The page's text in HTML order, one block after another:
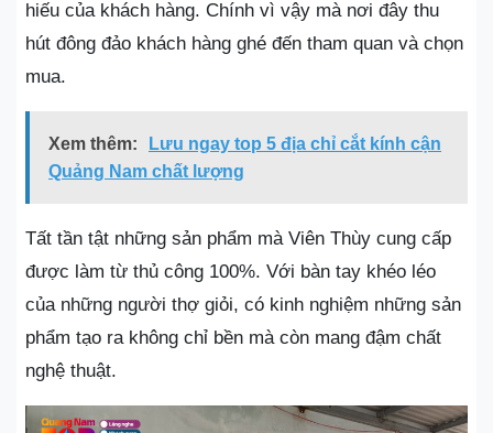
hiếu của khách hàng. Chính vì vậy mà nơi đây thu
hút đông đảo khách hàng ghé đến tham quan và chọn
mua.
Xem thêm:
Lưu ngay top 5 địa chỉ cắt kính cận
Quảng Nam chất lượng
Tất tần tật những sản phẩm mà Viên Thùy cung cấp
được làm từ thủ công 100%. Với bàn tay khéo léo
của những người thợ giỏi, có kinh nghiệm những sản
phẩm tạo ra không chỉ bền mà còn mang đậm chất
nghệ thuật.